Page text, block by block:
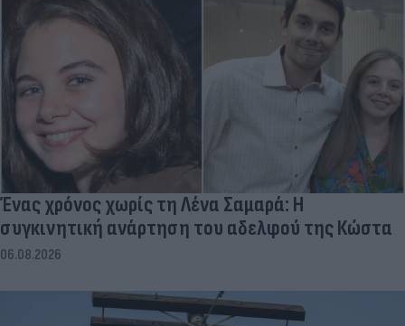
Ένας χρόνος χωρίς τη Λένα Σαμαρά: Η
συγκινητική ανάρτηση του αδελφού της Κώστα
06.08.2026